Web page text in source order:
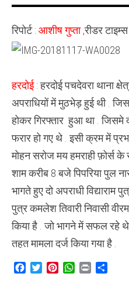
हुई
25
हजार
के
दो
इनामिया
गिरफ्तार
रिपोर्ट : आशीष गुप्ता ,रीडर टाइम्स
हरदोई :हरदोई पचदेवरा थाना
अपराधियों में मुठभेड़ हुई थी .
होकर गिरफ्तार हुआ था . जिसमे
फरार हो गए थे . इसी क्रम में
मोहन सरोज मय हमराही फ़ोर्स
शाम करीब 8 बजे पिपरिया पुल
भागते हुए दो अपराधी विद्याराम
पुत्र कमलेश तिवारी निवासी
किया है . जो भागने में सफल रहे
तहत मामला दर्ज किया गया है .
Facebook
TwitterPinterestWhatsApp
Print